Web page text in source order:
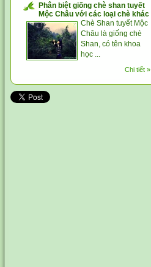
Phân biệt giống chè shan tuyết
Mộc Châu với các loại chè khác
Chè Shan tuyết Mộc
Châu là giống chè
Shan, có tên khoa
học ...
Chi tiết »